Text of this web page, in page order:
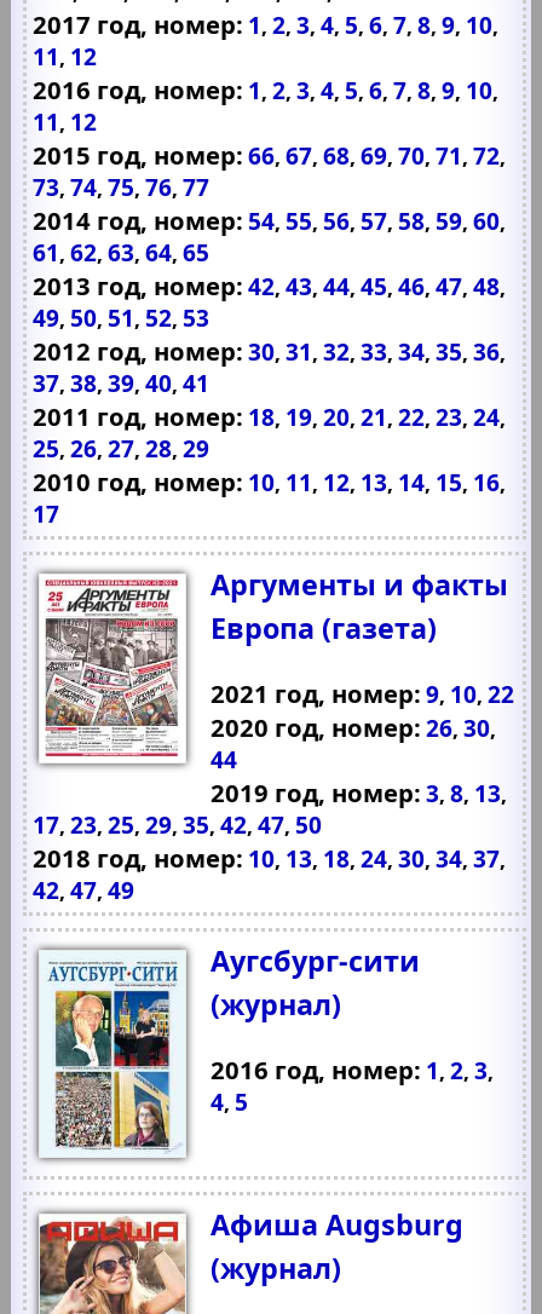
2017 год, номер: 1,2,3,4, 5,6,7,8,9, 10,
11, 12
2016 год, номер: 1,2,3,4, 5,6,7,8,9, 10,
11, 12
2015 год, номер: 66,67,68,69,70,71,72,
73,74,75,76,77
2014 год, номер: 54, 55, 56, 57, 58, 59,60,
61,62,63,64,65
2013 год, номер: 42,43,44,45,46,47,48,
49, 50, 51, 52, 53
2012 год, номер: 30,31,32,33,34,35,36,
37,38,39,40,41
2011 год, номер: 18, 19,20,21,22,23,24,
25,26,27,28,29
2010 год, номер: 10, 11, 12, 13, 14, 15, 16,
17
Аргументы и факты
Европа (газета)
2021 год, номер: 9, 10,22
2020 год, номер: 26,30,
44
2019 год, номер: 3,8, 13,
17,23,25,29,35,42,47, 50
2018 год, номер: 10, 13, 18,24,30,34,37,
42,47,49
Аугсбург-сити
(журнал)
2016 год, номер: 1,2,3,
4, 5
Афиша Augsburg
(журнал)